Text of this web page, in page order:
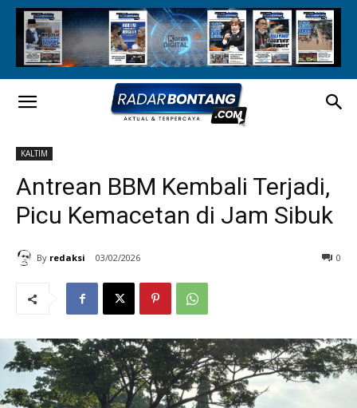
KALTIM
Antrean BBM Kembali Terjadi,
Picu Kemacetan di Jam Sibuk
By redaksi 03/02/2026 0